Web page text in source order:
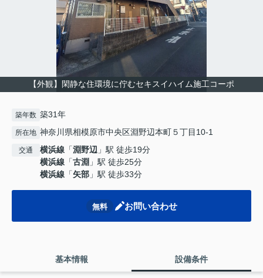
【外観】閑静な住環境に佇むセキスイハイム施工コーポ
築年数 築31年
所在地 神奈川県相模原市中央区淵野辺本町５丁目10-1
交通 横浜線 「淵野辺 」駅 徒歩19分
横浜線 「古淵 」駅 徒歩25分
横浜線 「矢部 」駅 徒歩33分
無料 お問い合わせ
基本情報 設備条件